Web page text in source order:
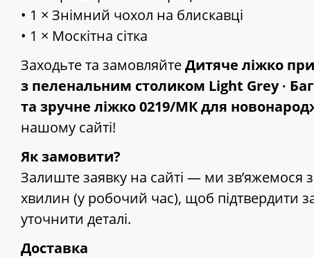
• 1 × Знімний чохол на блискавці
• 1 × Москітна сітка
Заходьте та замовляйтеДитяче ліжко
з пеленальним столиком Light Grey ∙
та зручне ліжко 0219/МК для
нашому сайті!
Як замовити?
Залиште заявку на сайті — ми зв’яжемося
хвилин (у робочий час), щоб підтвердити
уточнити деталі.
Доставка